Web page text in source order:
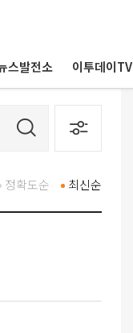
스발전소 이투데이TV
최신순
정확도순